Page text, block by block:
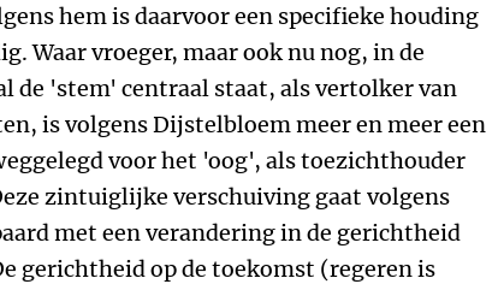
hem is daarvoor een specifieke houding
Waar vroeger, maar ook nu nog, in de
de 'stem' centraal staat, als vertolker van
is volgens Dijstelbloem meer en meer een
voor het 'oog', als toezichthouder
zintuiglijke verschuiving gaat volgens
met een verandering in de gerichtheid
gerichtheid op de toekomst (regeren is